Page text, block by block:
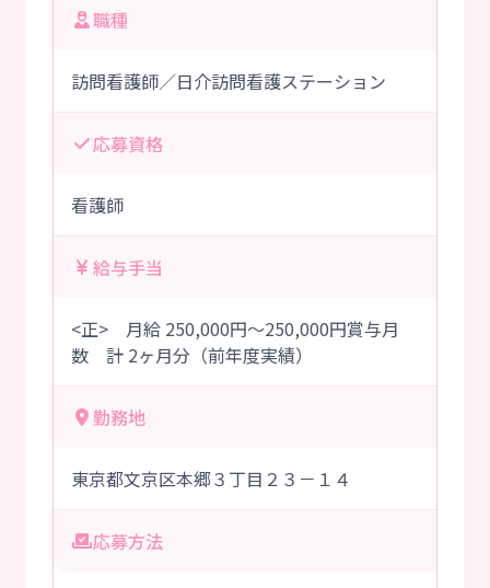
職種
訪問看護師／日介訪問看護ステーション
応募資格
看護師
給与手当
<正> 月給 250,000円～250,000円賞与月
数 計 2ヶ月分（前年度実績）
勤務地
東京都文京区本郷３丁目２３－１４
応募方法